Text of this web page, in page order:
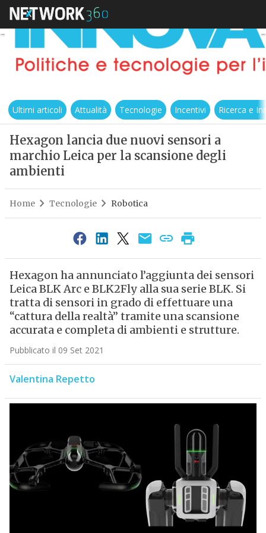
Ultimi articoli Attualità Tecnologie Incentivi Ricerca e
Hexagon lancia due nuovi sensori a
marchio Leica per la scansione degli
ambienti
Home Tecnologie Robotica
Hexagon ha annunciato l’aggiunta dei sensori
Leica BLK Arc e BLK2Fly alla sua serie BLK. Si
tratta di sensori in grado di effettuare una
“cattura della realtà” tramite una scansione
accurata e completa di ambienti e strutture.
Pubblicato il 09 Set 2021
Valentina Repetto